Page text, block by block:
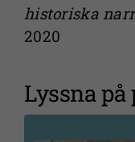
historiska
2020
Lyssna på